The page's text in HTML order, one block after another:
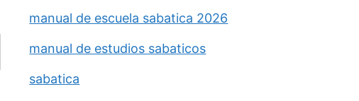
manual de escuela sabatica 2026
manual de estudios sabaticos
sabatica